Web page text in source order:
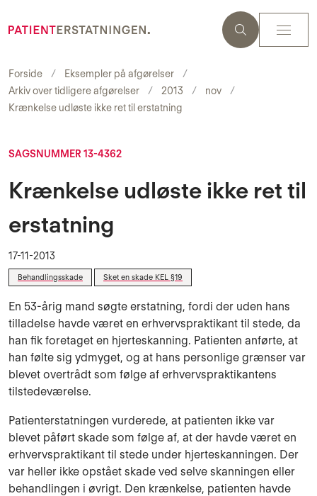
Forside
Eksempler på afgørelser
Arkiv over tidligere afgørelser
2013
nov
Krænkelse udløste ikke ret til erstatning
SAGSNUMMER 13-4362
Krænkelse udløste ikke ret til
erstatning
17-11-2013
Behandlingsskade Sket en skade KEL §19
En 53-årig mand søgte erstatning, fordi der uden hans
tilladelse havde været en erhvervspraktikant til stede, da
han fik foretaget en hjerteskanning. Patienten anførte, at
han følte sig ydmyget, og at hans personlige grænser var
blevet overtrådt som følge af erhvervspraktikantens
tilstedeværelse.
Patienterstatningen vurderede, at patienten ikke var
blevet påført skade som følge af, at der havde været en
erhvervspraktikant til stede under hjerteskanningen. Der
var heller ikke opstået skade ved selve skanningen eller
behandlingen i øvrigt. Den krænkelse, patienten havde